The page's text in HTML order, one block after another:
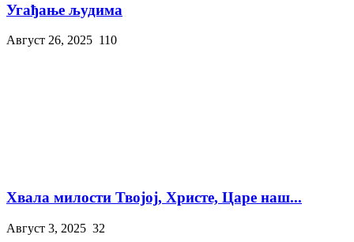
Угађање људима
Август 26, 2025 110
Хвала милости Твојој, Христе, Царе наш...
Август 3, 2025 32